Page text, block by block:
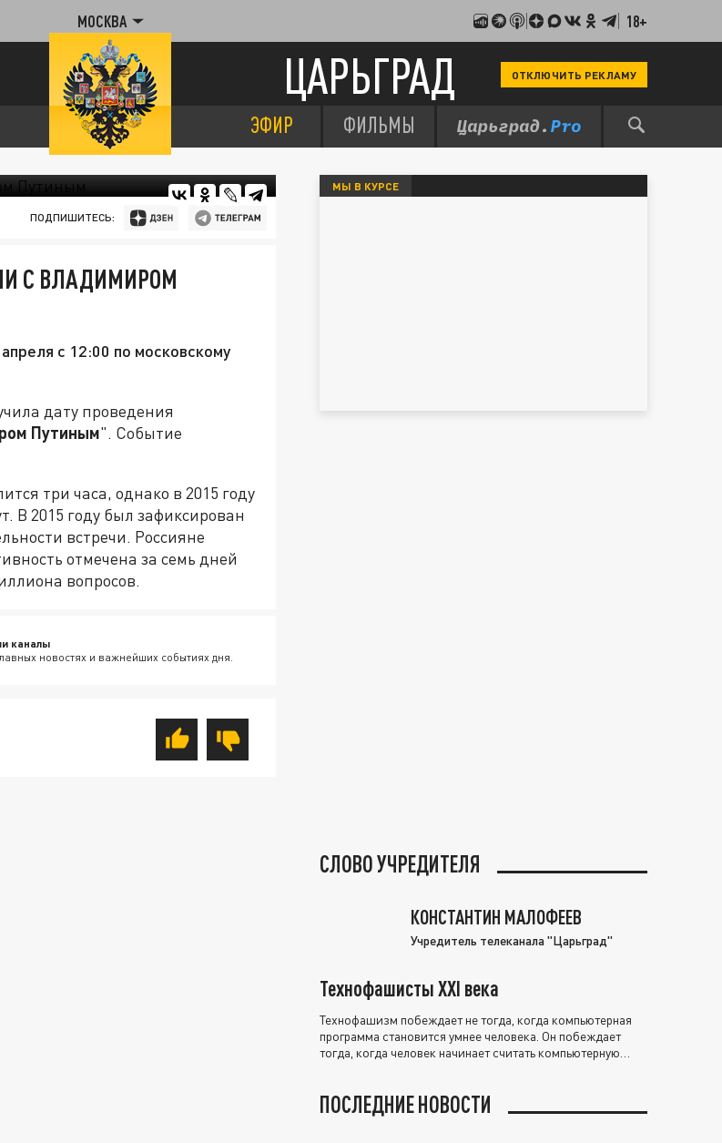
МОСКВА 18+
ЦАРЬГРАД ОТКЛЮЧИТЬ РЕКЛАМУ
ЭФИР ФИЛЬМЫ
ПОДПИШИТЕСЬ:
С ВЛАДИМИРОМ
с 12:00 по московскому
дату проведения
Путиным". Событие
три часа, однако в 2015 году
В 2015 году был зафиксирован
встречи. Россияне
отмечена за семь дней
вопросов.
каналы
новостях и важнейших событиях дня.
МЫ В КУРСЕ
СЛОВО УЧРЕДИТЕЛЯ
КОНСТАНТИН МАЛОФЕЕВ
Учредитель телеканала "Царьград"
Технофашисты XXI века
Технофашизм побеждает не тогда, когда компьютерная
программа становится умнее человека. Он побеждает
тогда, когда человек начинает считать компьютерную
ПОСЛЕДНИЕ НОВОСТИ